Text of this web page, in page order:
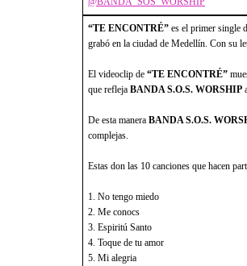
“TE ENCONTRÉ” es el primer single
grabó en la ciudad de Medellín. Con su
El videoclip de “TE ENCONTRÉ”
que refleja BANDA S.O.S. WORSHIP
De esta manera BANDA S.O.S.
complejas.
Estas don las 10 canciones que hacen
1. No tengo miedo
2. Me conocs
3. Espiritú Santo
4. Toque de tu amor
5. Mi alegria